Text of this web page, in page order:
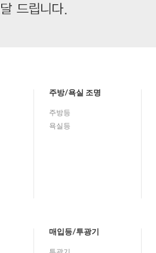
주방/욕실 조명
주방등
욕실등
매입등/투광기